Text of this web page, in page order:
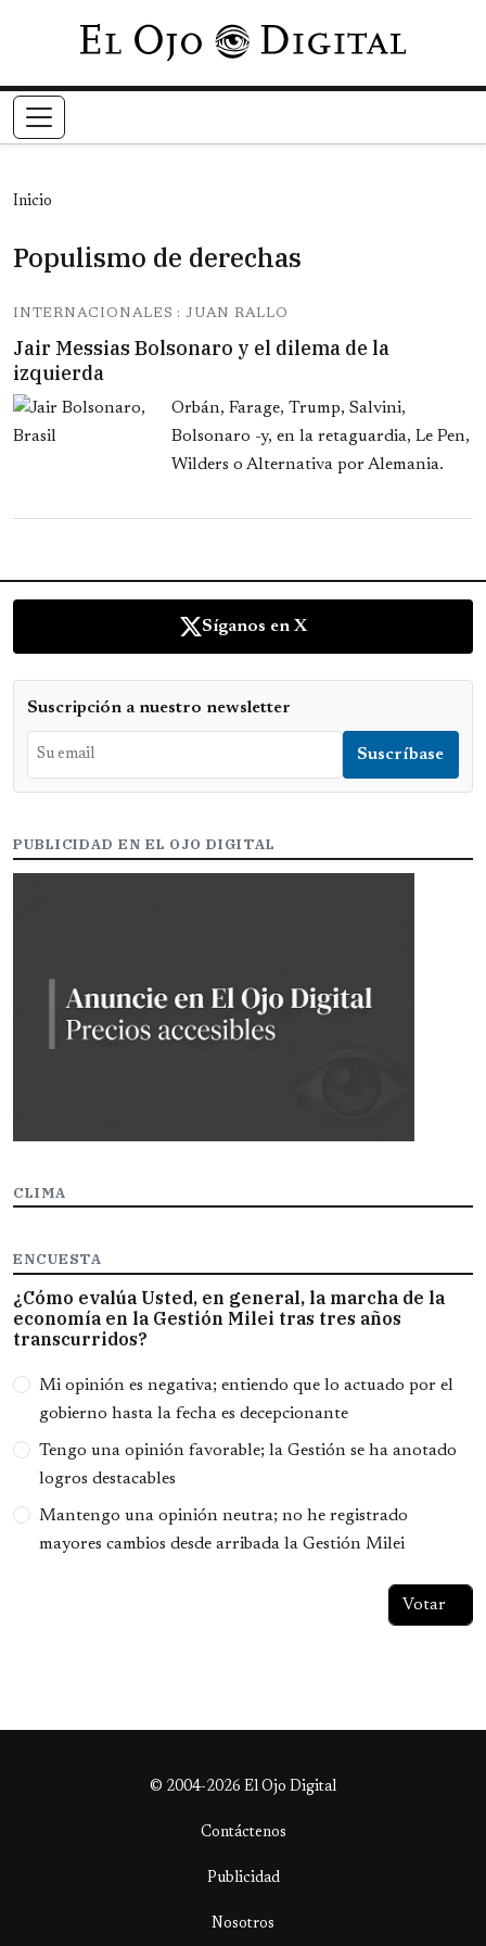
Pasar al contenido principal
Inicio
Populismo de derechas
INTERNACIONALES : JUAN RALLO
Jair Messias Bolsonaro y el dilema de la
izquierda
Orbán, Farage, Trump, Salvini,
Bolsonaro -y, en la retaguardia, Le Pen,
Wilders o Alternativa por Alemania.
Síganos en X
Suscripción a nuestro newsletter
PUBLICIDAD EN EL OJO DIGITAL
CLIMA
ENCUESTA
¿Cómo evalúa Usted, en general, la marcha de la
economía en la Gestión Milei tras tres años
transcurridos?
Opciones
Mi opinión es negativa; entiendo que lo actuado por el
gobierno hasta la fecha es decepcionante
Tengo una opinión favorable; la Gestión se ha anotado
logros destacables
Mantengo una opinión neutra; no he registrado
mayores cambios desde arribada la Gestión Milei
© 2004-2026 El Ojo Digital
Contáctenos
Publicidad
Nosotros